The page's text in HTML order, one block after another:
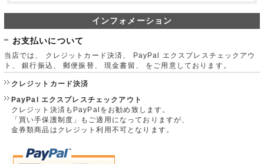
インフォメーション
お支払いについて
当店では、 クレジットカード決済、 PayPal エクスプレスチェックアウ
ト、 銀行振込、 郵便振替、 現金書留、 をご用意しております。
クレジットカード決済
PayPal エクスプレスチェックアウト
クレジット決済もPayPalをお勧め致します。
「買い手保護制度」もご適用になっておりますが、
金券類商品はクレジット利用不可となります。